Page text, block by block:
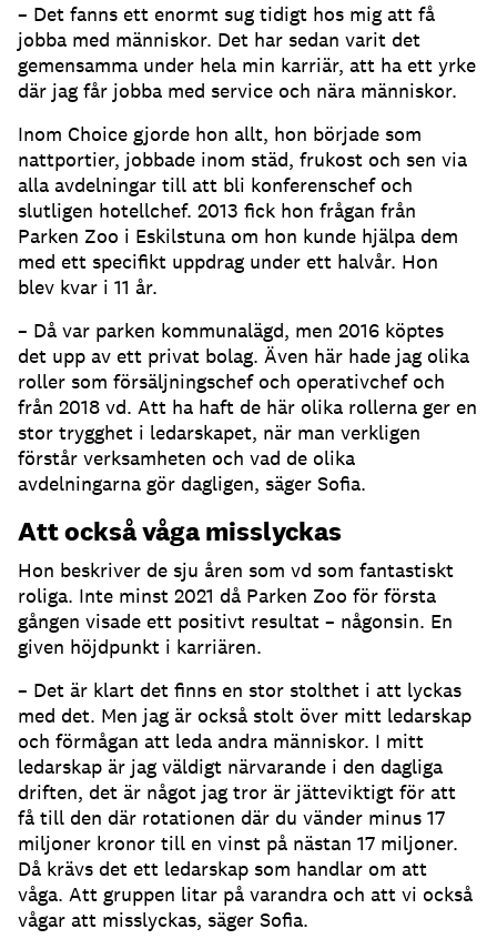
– Det fanns ett enormt sug tidigt hos mig att få
jobba med människor. Det har sedan varit det
gemensamma under hela min karriär, att ha ett yrke
där jag får jobba med service och nära människor.
Inom Choice gjorde hon allt, hon började som
nattportier, jobbade inom städ, frukost och sen via
alla avdelningar till att bli konferenschef och
slutligen hotellchef. 2013 fick hon frågan från
Parken Zoo i Eskilstuna om hon kunde hjälpa dem
med ett specifikt uppdrag under ett halvår. Hon
blev kvar i 11 år.
– Då var parken kommunalägd, men 2016 köptes
det upp av ett privat bolag. Även här hade jag olika
roller som försäljningschef och operativchef och
från 2018 vd. Att ha haft de här olika rollerna ger en
stor trygghet i ledarskapet, när man verkligen
förstår verksamheten och vad de olika
avdelningarna gör dagligen, säger Sofia.
Att också våga misslyckas
Hon beskriver de sju åren som vd som fantastiskt
roliga. Inte minst 2021 då Parken Zoo för första
gången visade ett positivt resultat – någonsin. En
given höjdpunkt i karriären.
– Det är klart det finns en stor stolthet i att lyckas
med det. Men jag är också stolt över mitt ledarskap
och förmågan att leda andra människor. I mitt
ledarskap är jag väldigt närvarande i den dagliga
driften, det är något jag tror är jätteviktigt för att
få till den där rotationen där du vänder minus 17
miljoner kronor till en vinst på nästan 17 miljoner.
Då krävs det ett ledarskap som handlar om att
våga. Att gruppen litar på varandra och att vi också
vågar att misslyckas, säger Sofia.